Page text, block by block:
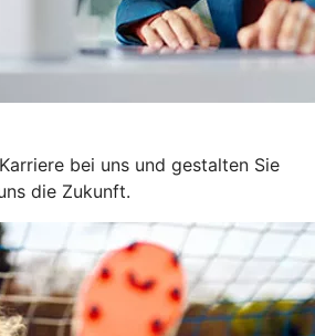
bei uns und gestalten Sie
die Zukunft.